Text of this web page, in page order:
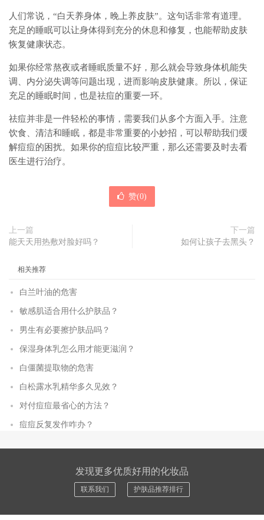
人们常说，“白天养身体，晚上养皮肤”。这句话非常有道理。
充足的睡眠可以让身体得到充分的休息和修复，也能帮助皮肤
恢复健康状态。
如果你经常熬夜或者睡眠质量不好，那么就会导致身体机能失
调、内分泌失调等问题出现，进而影响皮肤健康。所以，保证
充足的睡眠时间，也是祛痘的重要一环。
祛痘并非是一件轻松的事情，需要我们从多个方面入手。注意
饮食、清洁和睡眠，都是非常重要的小妙招，可以帮助我们缓
解痘痘的困扰。如果你的痘痘比较严重，那么还需要及时去看
医生进行治疗。
赞(0)
上一篇
能天天用热敷对脸好吗？
下一篇
如何让孩子去黑头？
相关推荐
白兰叶油的危害
敏感肌适合用什么护肤品？
男生有必要擦护肤品吗？
保湿身体乳怎么用才能更滋润？
白僵菌提取物的危害
白松露水乳精华多久见效？
对付痘痘最省心的方法？
痘痘反复发作咋办？
发现更多优质好用的化妆品
联系我们 护肤品推荐排行